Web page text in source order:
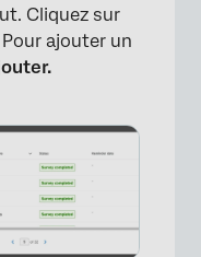
Cliquez sur
ajouter un